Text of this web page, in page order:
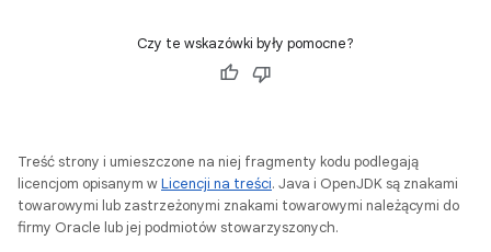
Czy te wskazówki były pomocne?
Treść strony i umieszczone na niej fragmenty kodu podlegają
licencjom opisanym wLicencji na treści. Java i OpenJDK są znakami
towarowymi lub zastrzeżonymi znakami towarowymi należącymi do
firmy Oracle lub jej podmiotów stowarzyszonych.